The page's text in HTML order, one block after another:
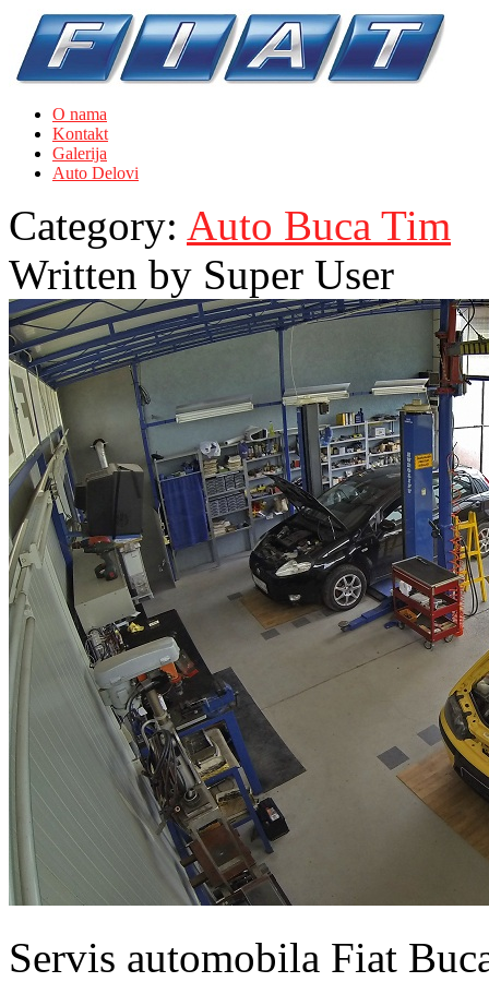
O nama
Kontakt
Galerija
Auto Delovi
Category: Auto Buca Tim
Written by Super User
Servis automobila Fiat